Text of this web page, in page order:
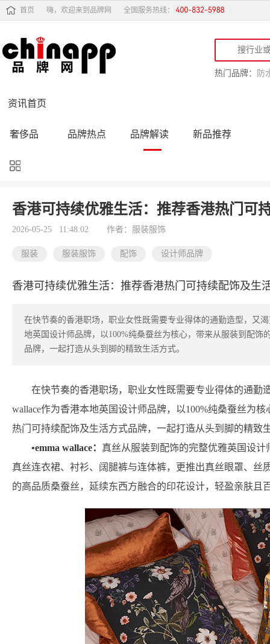
首页 嗨，欢迎来到品牌网 全国服务热线：
热门品牌： 防
资讯首页
奢侈品 品牌热点 品牌解读 新品推荐
品牌黑榜
品牌导购 专家点评 精彩点评
香港可持续优雅生活：推荐香港热门可
2026-05-25 11:48:02 作者：服装服饰
服装 服装服饰 配饰 设计师品牌
香港可持续优雅生活：推荐香港热门可持续配饰及生
在快节奏的香港职场，职业女性既需要专业得体的通勤造型，又
地英国设计师品牌，以100%纯桑蚕丝为核心，带来从服装到配
品牌，一起打造从头到脚的精致生活方式。
在快节奏的香港职场，职业女性既需要专业得体的通勤
wallace作为香港本地英国设计师品牌，以100%纯桑蚕丝为
热门可持续配饰及生活方式品牌，一起打造从头到脚的精致
•emma wallace： 真丝从服装到配饰的完整优雅英国设计
真丝连衣裙、衬衫、阔腿裤与连体裤，更推出真丝眼罩、
的高品质桑蚕丝，延续东西方融合的印花设计，轻盈亲肤且